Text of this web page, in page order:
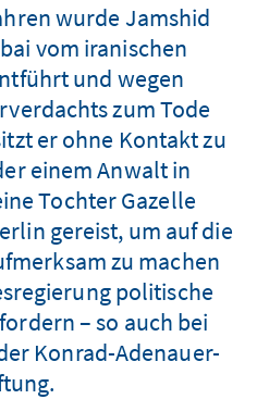
wurde Jamshid
vom iranischen
und wegen
zum Tode
er ohne Kontakt zu
einem Anwalt in
Tochter Gazelle
gereist, um auf die
zu machen
politische
– so auch bei
Konrad-Adenauer-